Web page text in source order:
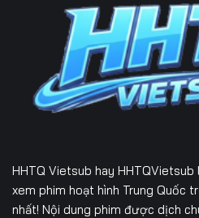
HHTQ Vietsub hay
xem phim hoạt hình Trung Quốc
nhất! Nội dung phim được dịch